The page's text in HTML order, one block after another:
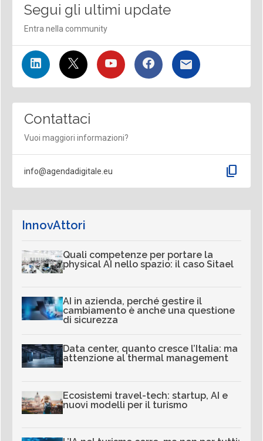
Segui gli ultimi update
Entra nella community
Contattaci
Vuoi maggiori informazioni?
info@agendadigitale.eu content_copy
InnovAttori
Quali competenze per portare la
physical AI nello spazio: il caso Sitael
AI in azienda, perché gestire il
cambiamento è anche una questione
di sicurezza
Data center, quanto cresce l’Italia: ma
attenzione al thermal management
Ecosistemi travel-tech: startup, AI e
nuovi modelli per il turismo